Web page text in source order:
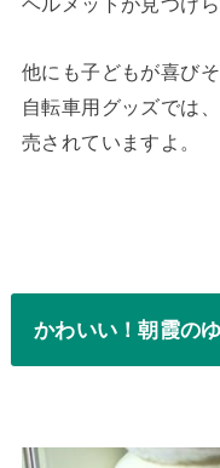
他にも子どもが喜び
自転車用グッズでは
売されていますよ。
かわいい！朝霞の